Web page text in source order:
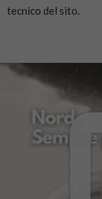
tecnico del sito.